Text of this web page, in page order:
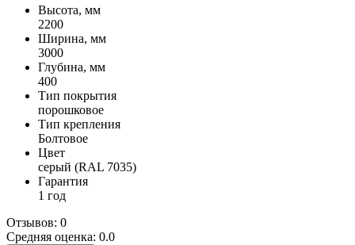
Высота, мм
2200
Ширина, мм
3000
Глубина, мм
400
Тип покрытия
порошковое
Тип крепления
Болтовое
Цвет
серый (RAL 7035)
Гарантия
1 год
Отзывов: 0
Средняя оценка: 0.0